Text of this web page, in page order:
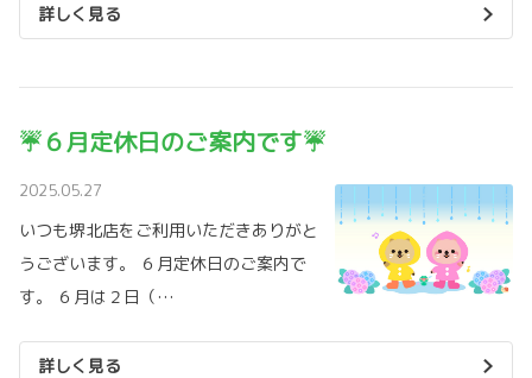
詳しく見る
☔６月定休日のご案内です☔
2025.05.27
いつも堺北店をご利用いただきありがと
うございます。 ６月定休日のご案内で
す。 ６月は２日（…
詳しく見る